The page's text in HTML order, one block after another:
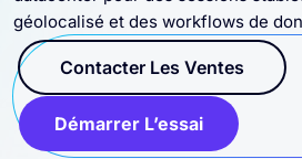
géolocalisé et des workflows de
Contacter Les Ventes
Démarrer L’essai